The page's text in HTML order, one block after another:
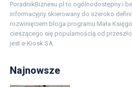
PoradnikBiznesu.pl to ogólnodostępny i
informacyjny skierowany do szeroko
rozwinięciem bloga programu Mała
cieszącego się popularnością od
jest e-Kiosk SA.
Najnowsze